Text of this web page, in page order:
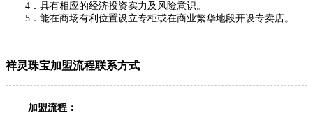
4．具有相应的经济投资实力及风险意识。
5．能在商场有利位置设立专柜或在商业繁华地段开设专卖店。
祥灵珠宝加盟流程联系方式
加盟流程：